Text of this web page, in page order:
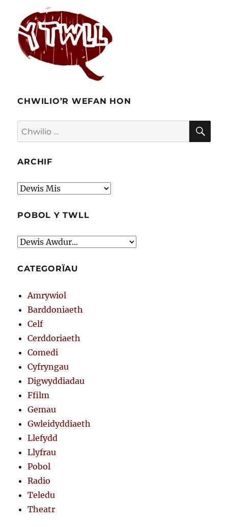
CHWILIO’R WEFAN HON
Chwilio
am:
ARCHIF
Archif
POBOL Y TWLL
CATEGORÏAU
Amrywiol
Barddoniaeth
Celf
Cerddoriaeth
Comedi
Cyfryngau
Digwyddiadau
Ffilm
Gemau
Gwleidyddiaeth
Llefydd
Llyfrau
Pobol
Radio
Teledu
Theatr